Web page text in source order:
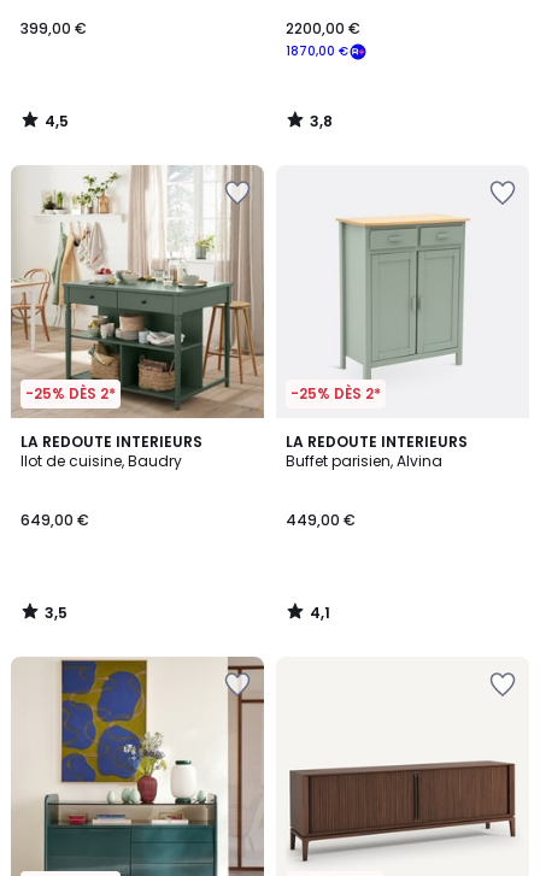
399,00 €
4,5
/
1870,00 €
2200,00 €
3,8
/
-25% DÈS 2*
LA REDOUTE INTERIEURS
Ilot de cuisine, Baudry
649,00 €
3,5
/ 5
3,5
/
-25% DÈS 2*
LA REDOUTE INTERIEURS
Buffet parisien, Alvina
449,00 €
4,1
/ 5
4,1
/